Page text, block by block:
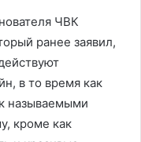
ЧВК
ранее заявил,
в то время как
называемыми
кроме как